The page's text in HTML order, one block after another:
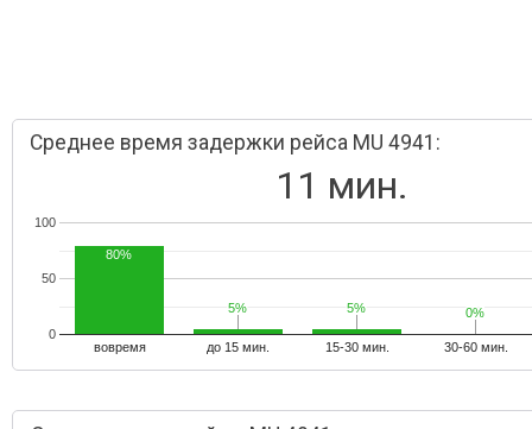
Среднее время задержки рейса MU 4941:
11 мин.
вовремя до 15 мин. 15-30 мин. 30-60 мин.
0
50
100
80%
5%
5% 5%
5% 0%
0%